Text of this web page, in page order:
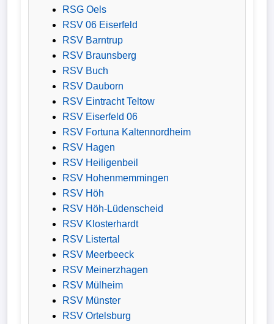
RSG Oels
RSV 06 Eiserfeld
RSV Barntrup
RSV Braunsberg
RSV Buch
RSV Dauborn
RSV Eintracht Teltow
RSV Eiserfeld 06
RSV Fortuna Kaltennordheim
RSV Hagen
RSV Heiligenbeil
RSV Hohenmemmingen
RSV Höh
RSV Höh-Lüdenscheid
RSV Klosterhardt
RSV Listertal
RSV Meerbeeck
RSV Meinerzhagen
RSV Mülheim
RSV Münster
RSV Ortelsburg